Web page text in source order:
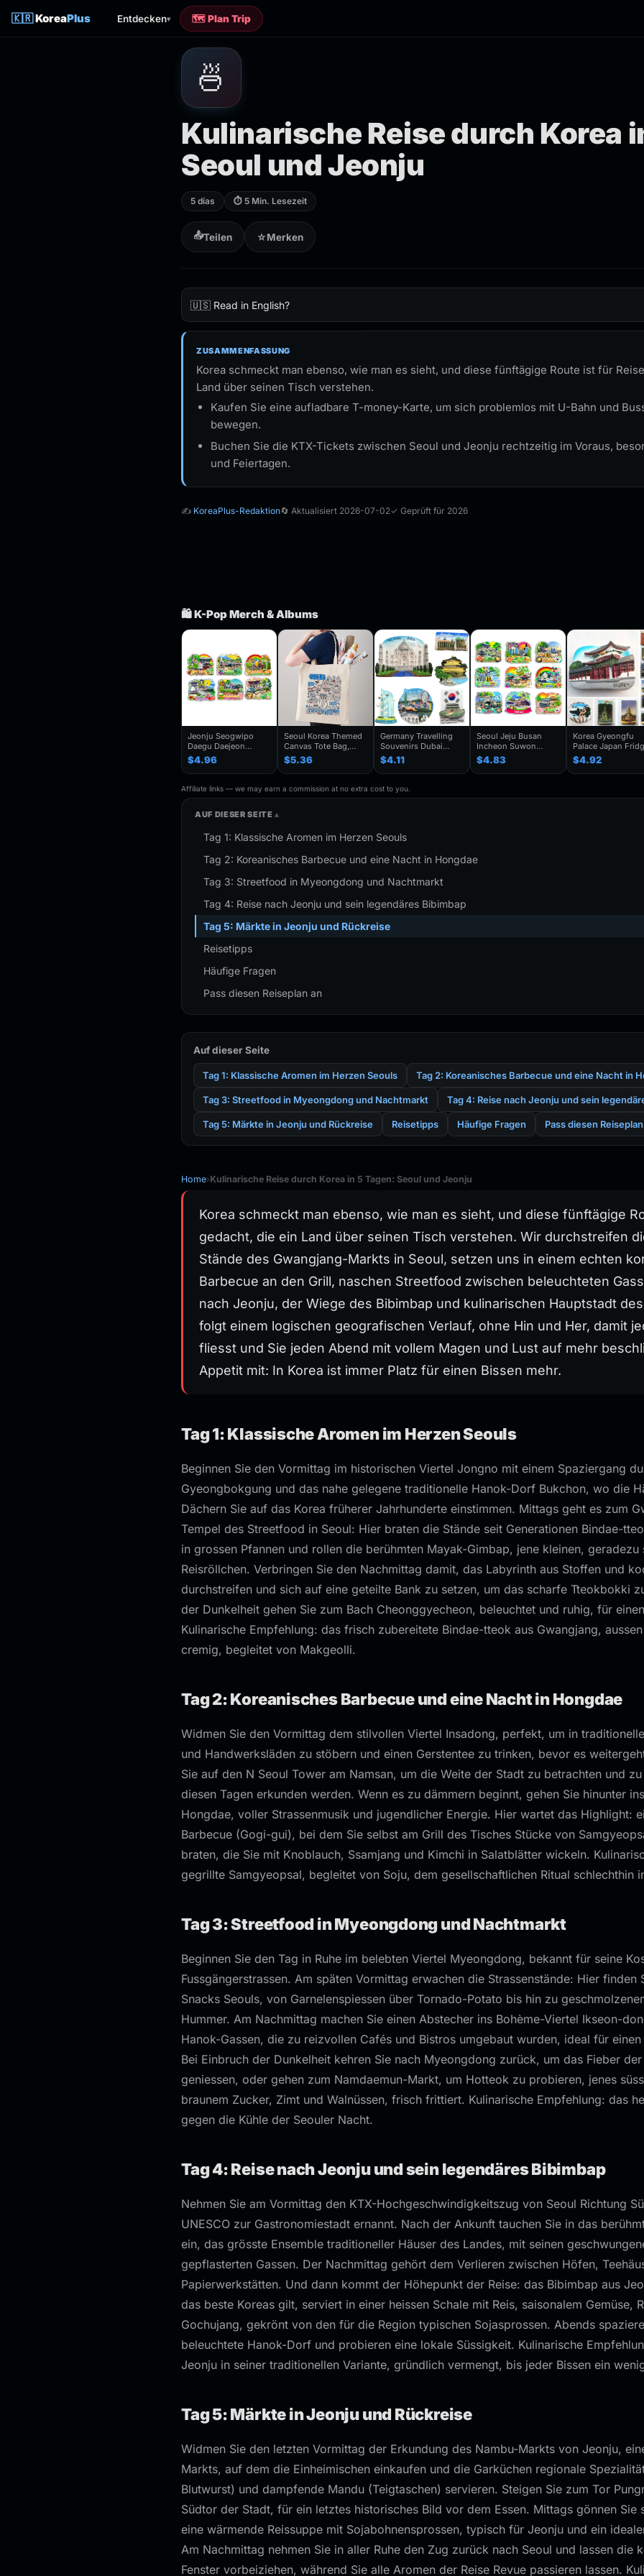
🇰🇷KoreaPlus Entdecken▾ 🗺️ Plan Trip
🍜
Kulinarische Reise durch Korea
Seoul und Jeonju
5 días ⏱ 5 Min. Lesezeit
📤Teilen ☆Merken
🇺🇸 Read in English?
ZUSAMMENFASSUNG
Korea schmeckt man ebenso, wie man es sieht, und diese fünftägige Route ist für
Land über seinen Tisch verstehen.
Kaufen Sie eine aufladbare T-money-Karte, um sich problemlos mit U-Bahn und
bewegen.
Buchen Sie die KTX-Tickets zwischen Seoul und Jeonju rechtzeitig im Voraus,
und Feiertagen.
✍️ KoreaPlus-Redaktion🔄 Aktualisiert 2026-07-02✓ Geprüft für 2026
🛍️ K-Pop Merch & Albums
Jeonju Seogwipo
Daegu Daejeon
Chuncheon Andong
South Korea Fridge
Magnet Travel
Souvenir Gift
Handmade Decorative
$4.96
Seoul Korea Themed
Canvas Tote Bag,
Seoul Souvenir Gift,
Seoul City Shoulder
Bag For
Traveler,Trendy
Folding Shoulder Bag
$5.36
Germany Travelling
Souvenirs Dubai
Kuwait Fridge
Stickers Japan
Shanghai Korea
Finland Mauritius
Fridge Magnets
$4.11
Seoul Jeju Busan
Incheon Suwon
Gyeongju South
Korea Fridge Magnet
Travel Souvenir Gift
Refrigerator Sticker
$4.83
Korea Gyeongfu
Palace Japan
Magnets Tourist
Souvenir
Magnetic Stickers
Travel Gifts
$4.92
Affiliate links — we may earn a commission at no extra cost to you.
AUF DIESER SEITE
Tag 1: Klassische Aromen im Herzen Seouls
Tag 2: Koreanisches Barbecue und eine Nacht in Hongdae
Tag 3: Streetfood in Myeongdong und Nachtmarkt
Tag 4: Reise nach Jeonju und sein legendäres Bibimbap
Tag 5: Märkte in Jeonju und Rückreise
Reisetipps
Häufige Fragen
Pass diesen Reiseplan an
Auf dieser Seite
Tag 1: Klassische Aromen im Herzen Seouls Tag 2: Koreanisches Barbecue und eine Nacht in
Tag 3: Streetfood in Myeongdong und Nachtmarkt Tag 4: Reise nach Jeonju und sein
Tag 5: Märkte in Jeonju und Rückreise Reisetipps Häufige Fragen Pass diesen
Home›Kulinarische Reise durch Korea in 5 Tagen: Seoul und Jeonju
Korea schmeckt man ebenso, wie man es sieht, und diese fünftägige
gedacht, die ein Land über seinen Tisch verstehen. Wir durchstreifen
Stände des Gwangjang-Markts in Seoul, setzen uns in einem echten
Barbecue an den Grill, naschen Streetfood zwischen beleuchteten
nach Jeonju, der Wiege des Bibimbap und kulinarischen Hauptstadt
folgt einem logischen geografischen Verlauf, ohne Hin und Her, damit
fliesst und Sie jeden Abend mit vollem Magen und Lust auf mehr
Appetit mit: In Korea ist immer Platz für einen Bissen mehr.
Tag 1: Klassische Aromen im Herzen Seouls
Beginnen Sie den Vormittag im historischen Viertel Jongno mit einem Spaziergang
Gyeongbokgung und das nahe gelegene traditionelle Hanok-Dorf Bukchon, wo die
Dächern Sie auf das Korea früherer Jahrhunderte einstimmen. Mittags geht es zum
Tempel des Streetfood in Seoul: Hier braten die Stände seit Generationen Bindae-
in grossen Pfannen und rollen die berühmten Mayak-Gimbap, jene kleinen, geradezu
Reisröllchen. Verbringen Sie den Nachmittag damit, das Labyrinth aus Stoffen und
durchstreifen und sich auf eine geteilte Bank zu setzen, um das scharfe Tteokbokki
der Dunkelheit gehen Sie zum Bach Cheonggyecheon, beleuchtet und ruhig, für
Kulinarische Empfehlung: das frisch zubereitete Bindae-tteok aus Gwangjang,
cremig, begleitet von Makgeolli.
Tag 2: Koreanisches Barbecue und eine Nacht in Hongdae
Widmen Sie den Vormittag dem stilvollen Viertel Insadong, perfekt, um in
und Handwerksläden zu stöbern und einen Gerstentee zu trinken, bevor es
Sie auf den N Seoul Tower am Namsan, um die Weite der Stadt zu betrachten und
diesen Tagen erkunden werden. Wenn es zu dämmern beginnt, gehen Sie hinunter
Hongdae, voller Strassenmusik und jugendlicher Energie. Hier wartet das Highlight:
Barbecue (Gogi-gui), bei dem Sie selbst am Grill des Tisches Stücke von
braten, die Sie mit Knoblauch, Ssamjang und Kimchi in Salatblätter wickeln.
gegrillte Samgyeopsal, begleitet von Soju, dem gesellschaftlichen Ritual schlechthin
Tag 3: Streetfood in Myeongdong und Nachtmarkt
Beginnen Sie den Tag in Ruhe im belebten Viertel Myeongdong, bekannt für seine
Fussgängerstrassen. Am späten Vormittag erwachen die Strassenstände: Hier finden
Snacks Seouls, von Garnelenspiessen über Tornado-Potato bis hin zu
Hummer. Am Nachmittag machen Sie einen Abstecher ins Bohème-Viertel Ikseon-
Hanok-Gassen, die zu reizvollen Cafés und Bistros umgebaut wurden, ideal für
Bei Einbruch der Dunkelheit kehren Sie nach Myeongdong zurück, um das Fieber
geniessen, oder gehen zum Namdaemun-Markt, um Hotteok zu probieren, jenes
braunem Zucker, Zimt und Walnüssen, frisch frittiert. Kulinarische Empfehlung: das
gegen die Kühle der Seouler Nacht.
Tag 4: Reise nach Jeonju und sein legendäres Bibimbap
Nehmen Sie am Vormittag den KTX-Hochgeschwindigkeitszug von Seoul Richtung
UNESCO zur Gastronomiestadt ernannt. Nach der Ankunft tauchen Sie in das
ein, das grösste Ensemble traditioneller Häuser des Landes, mit seinen
gepflasterten Gassen. Der Nachmittag gehört dem Verlieren zwischen Höfen,
Papierwerkstätten. Und dann kommt der Höhepunkt der Reise: das Bibimbap aus
das beste Koreas gilt, serviert in einer heissen Schale mit Reis, saisonalem Gemüse,
Gochujang, gekrönt von den für die Region typischen Sojasprossen. Abends
beleuchtete Hanok-Dorf und probieren eine lokale Süssigkeit. Kulinarische
Jeonju in seiner traditionellen Variante, gründlich vermengt, bis jeder Bissen ein
Tag 5: Märkte in Jeonju und Rückreise
Widmen Sie den letzten Vormittag der Erkundung des Nambu-Markts von Jeonju,
Markts, auf dem die Einheimischen einkaufen und die Garküchen regionale
Blutwurst) und dampfende Mandu (Teigtaschen) servieren. Steigen Sie zum Tor
Südtor der Stadt, für ein letztes historisches Bild vor dem Essen. Mittags gönnen Sie
eine wärmende Reissuppe mit Sojabohnensprossen, typisch für Jeonju und ein
Am Nachmittag nehmen Sie in aller Ruhe den Zug zurück nach Seoul und lassen die
Fenster vorbeiziehen, während Sie alle Aromen der Reise Revue passieren lassen.